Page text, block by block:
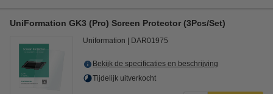
UniFormation GK3 (Pro) Screen Protector (3Pcs/Set)
Uniformation DAR01975
Bekijk de specificaties en beschrijving
Tijdelijk uitverkocht